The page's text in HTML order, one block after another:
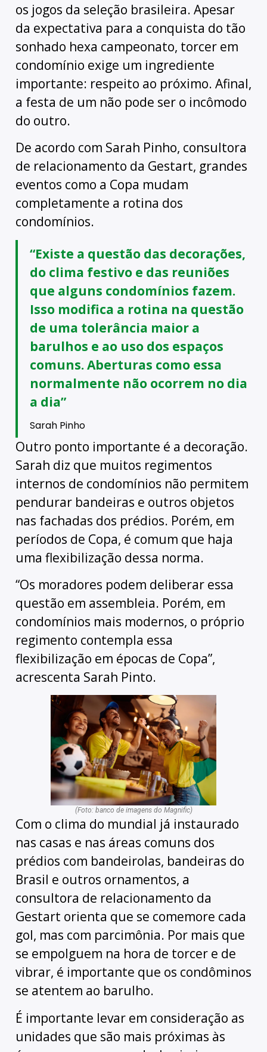
os jogos da seleção brasileira. Apesar
da expectativa para a conquista do tão
sonhado hexa campeonato, torcer em
condomínio exige um ingrediente
importante: respeito ao próximo. Afinal,
a festa de um não pode ser o incômodo
do outro.
De acordo com Sarah Pinho, consultora
de relacionamento da Gestart, grandes
eventos como a Copa mudam
completamente a rotina dos
condomínios.
“Existe a questão das decorações,
do clima festivo e das reuniões
que alguns condomínios fazem.
Isso modifica a rotina na questão
de uma tolerância maior a
barulhos e ao uso dos espaços
comuns. Aberturas como essa
normalmente não ocorrem no dia
a dia”
Sarah Pinho
Outro ponto importante é a decoração.
Sarah diz que muitos regimentos
internos de condomínios não permitem
pendurar bandeiras e outros objetos
nas fachadas dos prédios. Porém, em
períodos de Copa, é comum que haja
uma flexibilização dessa norma.
“Os moradores podem deliberar essa
questão em assembleia. Porém, em
condomínios mais modernos, o próprio
regimento contempla essa
flexibilização em épocas de Copa”,
acrescenta Sarah Pinto.
(Foto: banco de imagens do Magnific)
Com o clima do mundial já instaurado
nas casas e nas áreas comuns dos
prédios com bandeirolas, bandeiras do
Brasil e outros ornamentos, a
consultora de relacionamento da
Gestart orienta que se comemore cada
gol, mas com parcimônia. Por mais que
se empolguem na hora de torcer e de
vibrar, é importante que os condôminos
se atentem ao barulho.
É importante levar em consideração as
unidades que são mais próximas às